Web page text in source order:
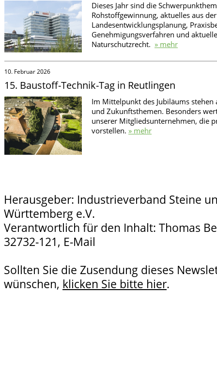
Dieses Jahr sind die
Rohstoffgewinnung, aktuelles aus der
Landesentwicklungsplanung,
Genehmigungsverfahren und
Naturschutzrecht. » mehr
10. Februar 2026
15. Baustoff-Technik-Tag in Reutlingen
Im Mittelpunkt des Jubiläums
und Zukunftsthemen. Besonders
unserer Mitgliedsunternehmen, die
vorstellen. » mehr
Herausgeber: Industrieverband Steine
Württemberg e.V.
Verantwortlich für den Inhalt: Thomas
32732-121, E-Mail
Sollten Sie die Zusendung dieses
wünschen, klicken Sie bitte hier.